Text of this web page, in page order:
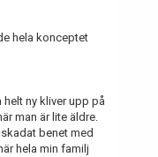
hela konceptet
ny kliver upp på
man är lite äldre.
benet med
hela min familj